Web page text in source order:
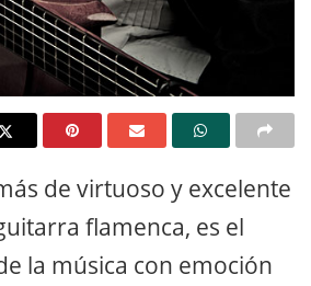
de virtuoso y excelente
flamenca, es el
la música con emoción